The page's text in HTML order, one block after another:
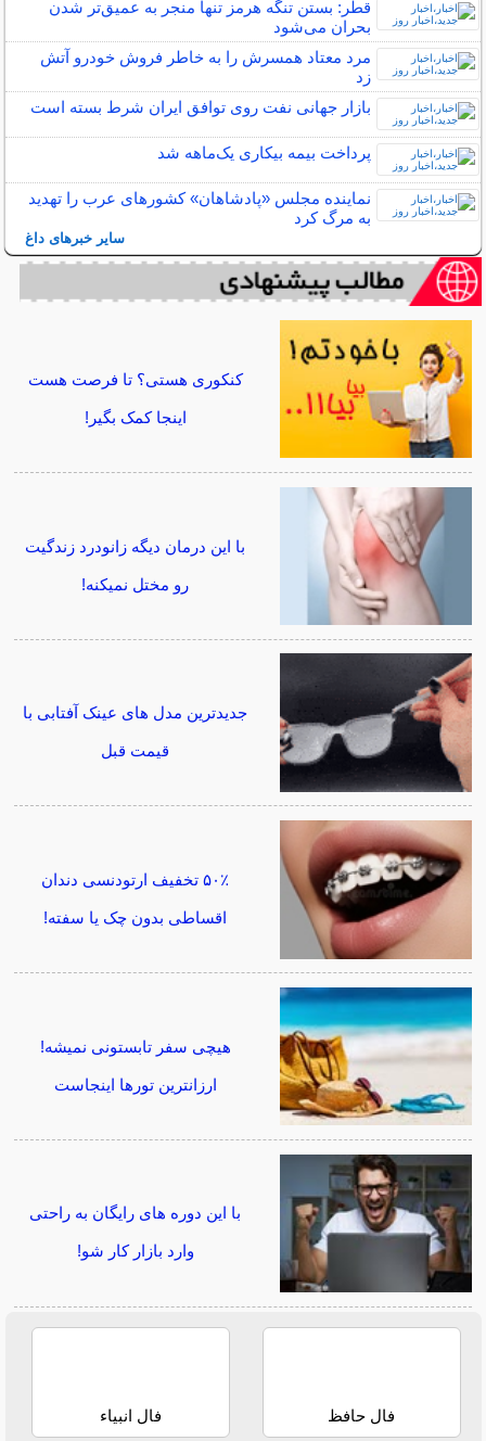
قطر: بستن تنگه هرمز تنها منجر به عمیق‌تر شدن
بحران می‌شود
مرد معتاد همسرش را به خاطر فروش خودرو آتش
زد
بازار جهانی نفت روی توافق ایران شرط بسته است
پرداخت بیمه بیکاری یک‌ماهه شد
نماینده مجلس «پادشاهان» کشورهای عرب را تهدید
به مرگ کرد
سایر خبرهای داغ
کنکوری هستی؟ تا فرصت هست
اینجا کمک بگیر!
با این درمان دیگه زانودرد زندگیت
رو مختل نمیکنه!
جدیدترین مدل های عینک آفتابی با
قیمت قبل
۵۰٪ تخفیف ارتودنسی دندان
اقساطی بدون چک یا سفته!
هیچی سفر تابستونی نمیشه!
ارزانترین تورها اینجاست
با این دوره های رایگان به راحتی
وارد بازار کار شو!
فال حافظ فال انبیاء